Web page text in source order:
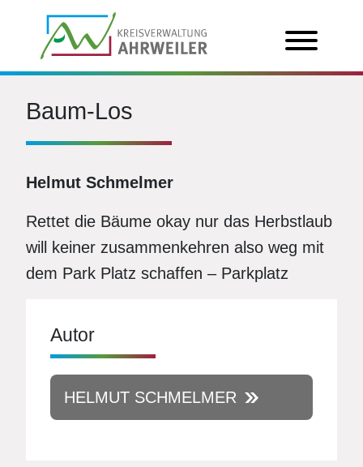
Baum-Los
Helmut Schmelmer
Rettet die Bäume okay nur das Herbstlaub
will keiner zusammenkehren also weg mit
dem Park Platz schaffen – Parkplatz
Autor
HELMUT SCHMELMER